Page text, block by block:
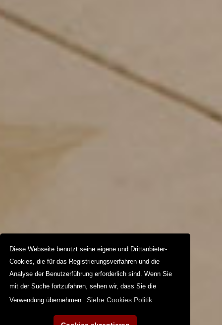
Diese Webseite benutzt seine eigene und Drittanbieter-
Cookies, die für das Registrierungsverfahren und die
Analyse der Benutzerführung erforderlich sind. Wenn Sie
mit der Suche fortzufahren, sehen wir, dass Sie die
Verwendung übernehmen. Siehe Cookies Politik